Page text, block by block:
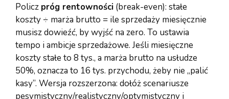
Policz próg rentowności (break-even): stałe
koszty ÷ marża brutto = ile sprzedaży miesięcznie
musisz dowieźć, by wyjść na zero. To ustawia
tempo i ambicje sprzedażowe. Jeśli miesięczne
koszty stałe to 8 tys., a marża brutto na usłudze
50%, oznacza to 16 tys. przychodu, żeby nie „palić
kasy”. Wersja rozszerzona: dołóż scenariusze
pesymistyczny/realistyczny/optymistyczny i